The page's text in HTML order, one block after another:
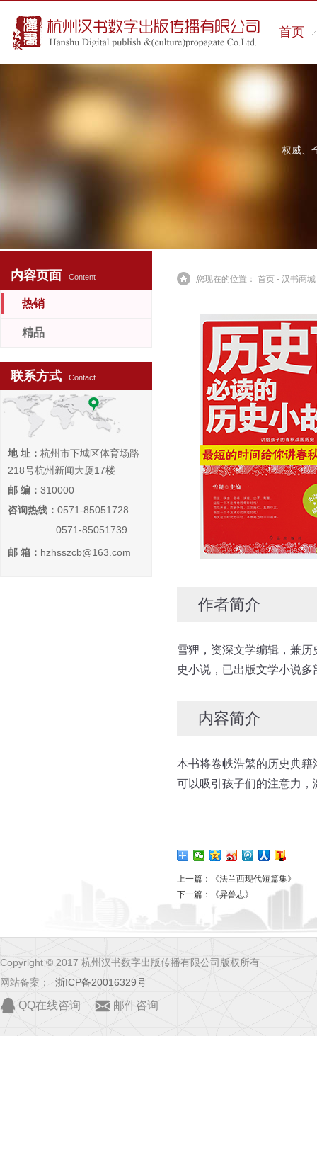
首页
权威、
您现在的位置： 首页 - 汉书商城
作者简介
雪狸，资深文学编辑，兼
史小说，已出版文学小说
内容简介
本书将卷帙浩繁的历史典
可以吸引孩子们的注意力
上一篇：
《法兰西现代短篇集》
下一篇：
《异兽志》
内容页面 Content
热销
精品
联系方式 Contact
地 址： 杭州市下城区体育场路
218号杭州新闻大厦17楼
邮 编： 310000
咨询热线： 0571-85051728
0571-85051739
邮 箱： hzhsszcb@163.com
Copyright © 2017 杭州汉书数字出版传播有限公司版权所有
网站备案：
浙ICP备20016329号
QQ在线咨询 邮件咨询